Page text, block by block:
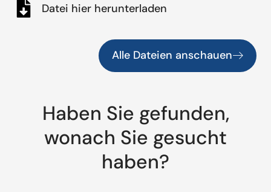
Datei hier herunterladen
Alle Dateien anschauen
Haben Sie gefunden,
wonach Sie gesucht
haben?